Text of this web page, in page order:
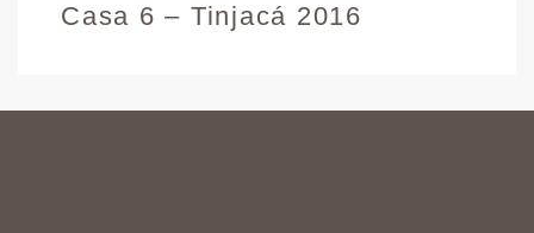
Casa 6 – Tinjacá 2016